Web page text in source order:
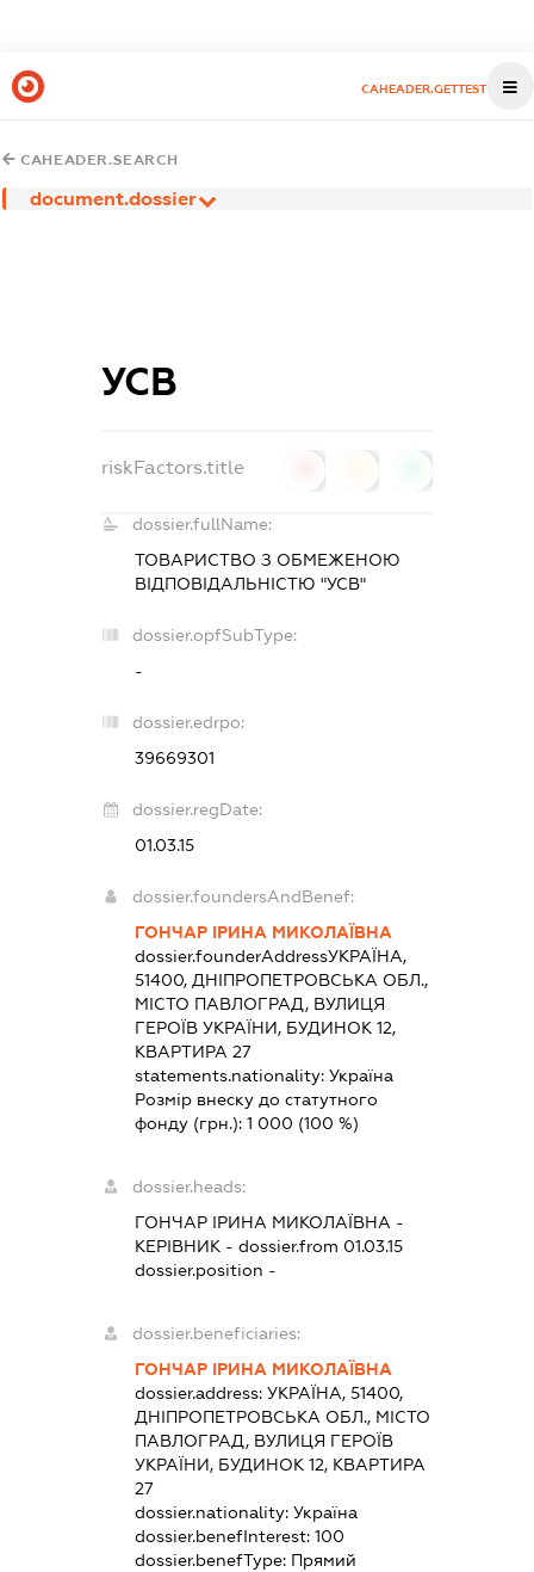
CAHEADER.GETTEST
CAHEADER.SEARCH
document.dossier
УСВ
riskFactors.title
dossier.fullName:
ТОВАРИСТВО З ОБМЕЖЕНОЮ
ВІДПОВІДАЛЬНІСТЮ "УСВ"
dossier.opfSubType:
-
dossier.edrpo:
39669301
dossier.regDate:
01.03.15
dossier.foundersAndBenef:
ГОНЧАР ІРИНА МИКОЛАЇВНА
dossier.founderAddressУКРАЇНА,
51400, ДНІПРОПЕТРОВСЬКА ОБЛ.,
МІСТО ПАВЛОГРАД, ВУЛИЦЯ
ГЕРОЇВ УКРАЇНИ, БУДИНОК 12,
КВАРТИРА 27
statements.nationality: Україна
Розмір внеску до статутного
фонду (грн.): 1 000 (100 %)
dossier.heads:
ГОНЧАР ІРИНА МИКОЛАЇВНА -
КЕРІВНИК - dossier.from 01.03.15
dossier.position -
dossier.beneficiaries:
ГОНЧАР ІРИНА МИКОЛАЇВНА
dossier.address: УКРАЇНА, 51400,
ДНІПРОПЕТРОВСЬКА ОБЛ., МІСТО
ПАВЛОГРАД, ВУЛИЦЯ ГЕРОЇВ
УКРАЇНИ, БУДИНОК 12, КВАРТИРА
27
dossier.nationality: Україна
dossier.benefInterest: 100
dossier.benefType: Прямий